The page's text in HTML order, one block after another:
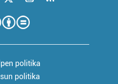
politika
politika